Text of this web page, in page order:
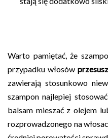
Warto pamiętać, że
przypadku włosów
zawierają stosunkowo
szampon najlepiej
balsam mieszać z olejem
rozprowadzonego na